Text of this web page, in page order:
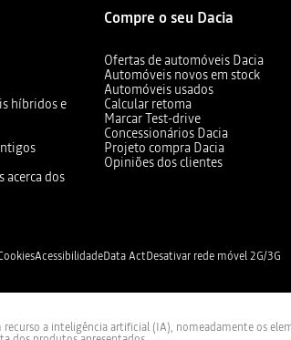
híbridos e
acerca dos
Compre o seu Dacia
Ofertas de automóveis Dacia
Automóveis novos em stock
Automóveis usados
Calcular retoma
Marcar Test-drive
Concessionários Dacia
Projeto compra Dacia
Opiniões dos clientes
AcessibilidadeData ActDesativar rede móvel 2G/3G
a inteligência artificial (IA), nomeadamente os